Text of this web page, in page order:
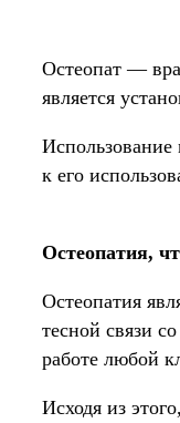
Остеопат —
является
Использование
к его
Остеопатия,
Остеопатия
тесной связи
работе любой
Исходя из